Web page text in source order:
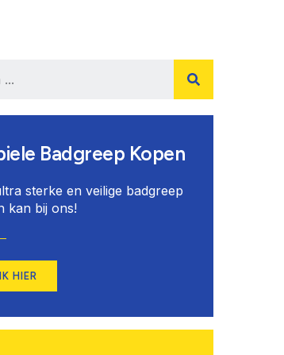
Badgreep Kopen
sterke en veilige badgreep
kan bij ons!
HIER